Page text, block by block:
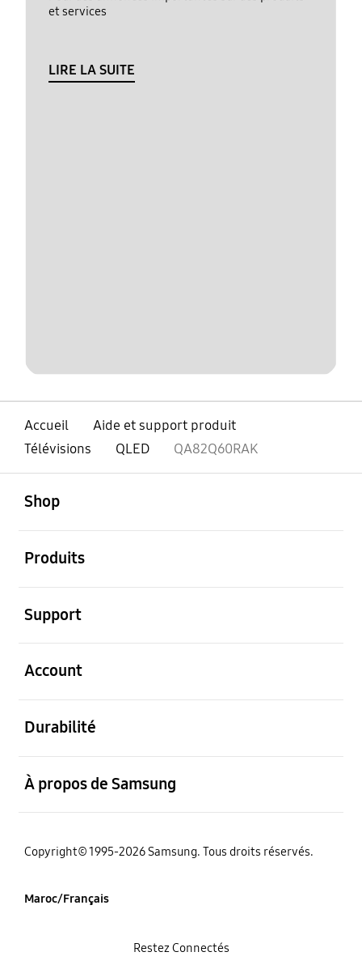
et services
LIRE LA SUITE
Accueil
Aide et support produit
Télévisions
QLED QA82Q60RAK
Shop
Produits
Support
Account
Durabilité
À propos de Samsung
Copyright© 1995-2026 Samsung. Tous droits réservés.
Maroc/Français
Restez Connectés